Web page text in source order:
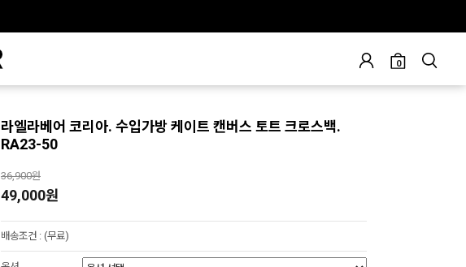
0
라엘라베어 코리아. 수입가방 케이트 캔버스 토트 크로스백.
RA23-50
36,900원
49,000원
배송조건 : (무료)